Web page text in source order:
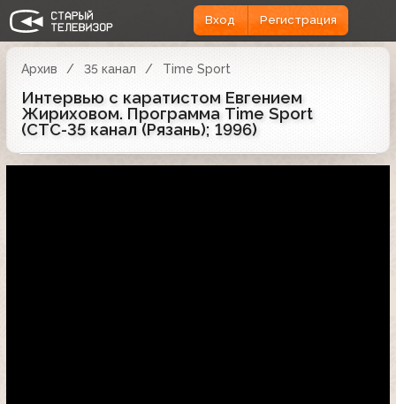
Вход Регистрация
Архив 35 канал Time Sport
Интервью с каратистом Евгением
Жириховом. Программа Time Sport
(СТС-35 канал (Рязань); 1996)